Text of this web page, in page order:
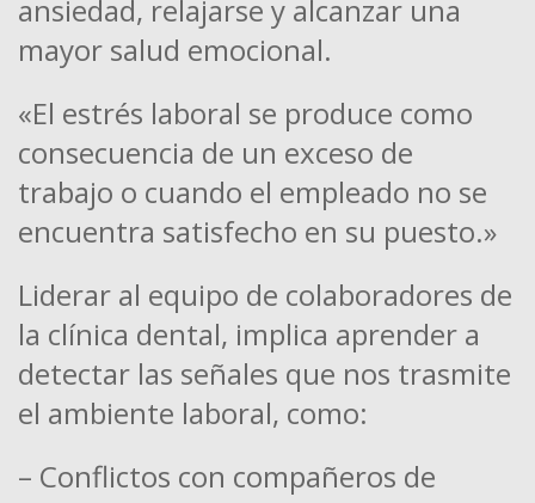
ansiedad, relajarse y alcanzar una
mayor salud emocional.
«El estrés laboral se produce como
consecuencia de un exceso de
trabajo o cuando el empleado no se
encuentra satisfecho en su puesto.»
Liderar al equipo de colaboradores de
la clínica dental, implica aprender a
detectar las señales que nos trasmite
el ambiente laboral, como:
– Conflictos con compañeros de